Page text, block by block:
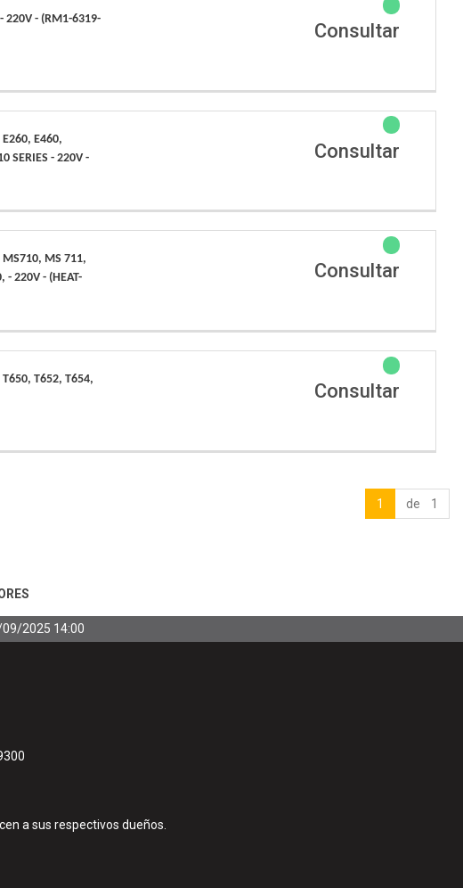
220V - (RM1-6319-
Consultar
E260, E460,
SERIES - 220V -
Consultar
MS710, MS 711,
220V - (HEAT-
Consultar
T650, T652, T654,
Consultar
1 de 1
2025 14:00
a sus respectivos dueños.